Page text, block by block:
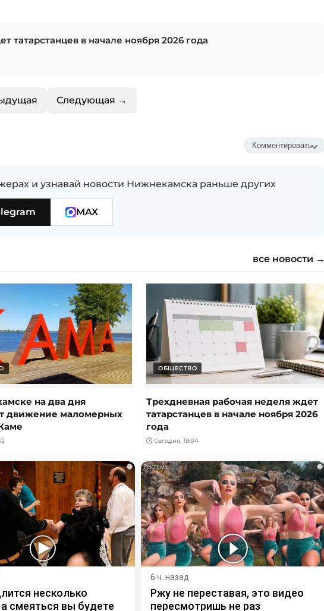
татарстанцев в начале ноября 2026 года
Следующая →
Комментировать
и узнавай новости Нижнекамска раньше других
MAX
все новости →
на два дня
движение маломерных
ОБЩЕСТВО
Трехдневная рабочая неделя ждет
татарстанцев в начале ноября 2026
года
Сегодня, 18:04
i
несколько
смеяться вы будете
i
6 ч. назад
Ржу не переставая, это видео
пересмотришь не раз